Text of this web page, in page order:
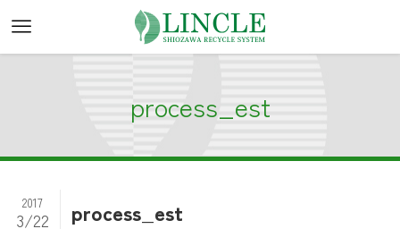
process_est
process_est
2017
3/22